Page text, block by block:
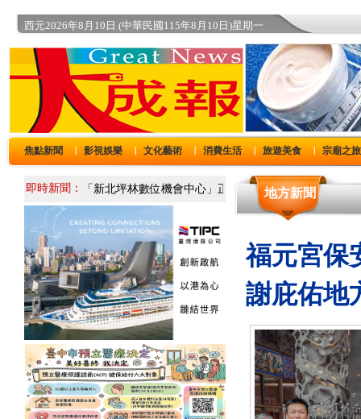
西元2026年8月10日 (中華民國115年8月10日)星期一
焦點新聞 影視娛樂 文化藝術 消費生活 旅遊美食 宗廟之旅
即時新聞： 地方新聞
福元宮保
謝庇佑地